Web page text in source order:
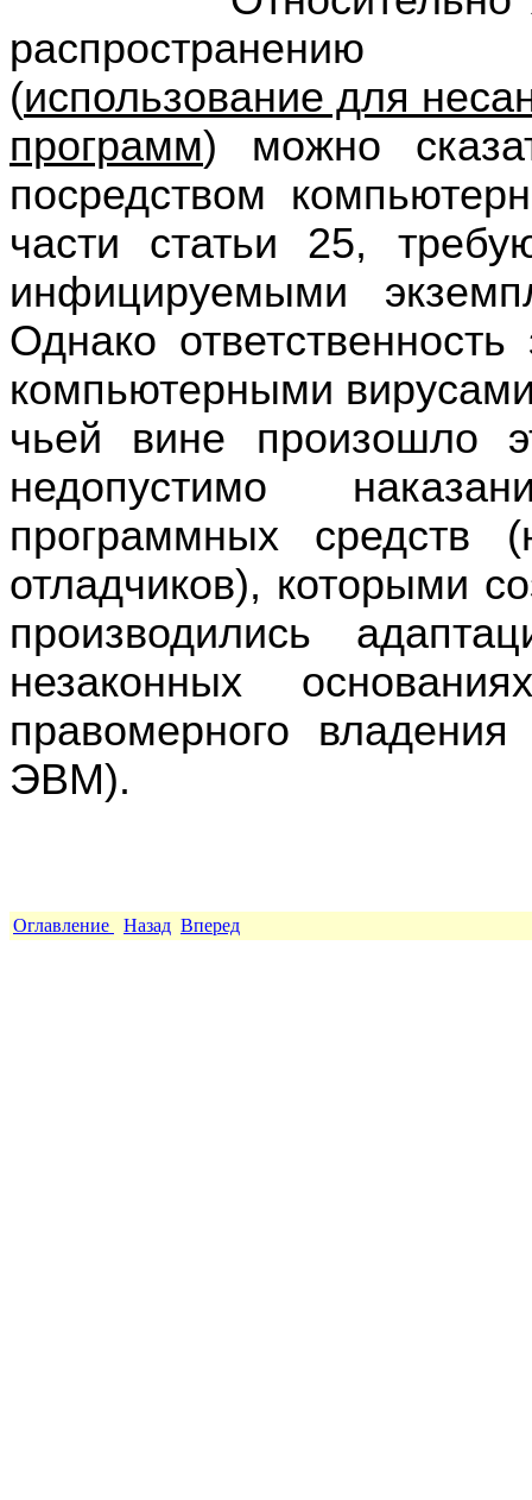
распространению
(использование для
программ) можно
посредством
части статьи 25,
инфицируемыми
Однако
компьютерными
чьей вине произошло
недопустимо
программных средств
отладчиков), которыми
производились
незаконных
правомерного
ЭВМ).
Оглавление Назад Вперед